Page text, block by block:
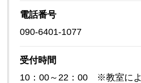
電話番号
090-6401-1077
受付時間
10：00～22：00 ※教室に